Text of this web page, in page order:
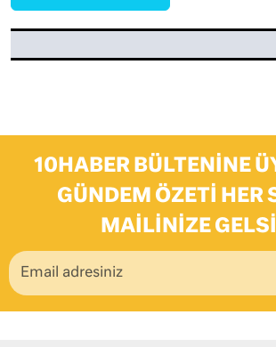
10HABER BÜLTENINE
GÜNDEM ÖZETI HER
MAILINIZE